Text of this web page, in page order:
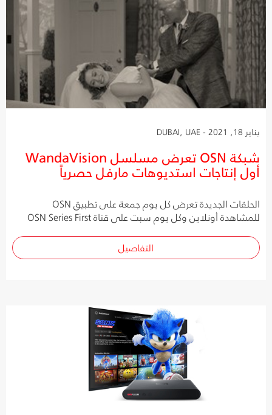
يناير 18, 2021 - DUBAI, UAE
شبكة OSN تعرض مسلسل WandaVision
أول إنتاجات استديوهات مارفل حصرياً
الحلقات الجديدة تعرض كل يوم جمعة على تطبيق OSN
للمشاهدة أونلاين وكل يوم سبت على قناة OSN Series First
التفاصيل